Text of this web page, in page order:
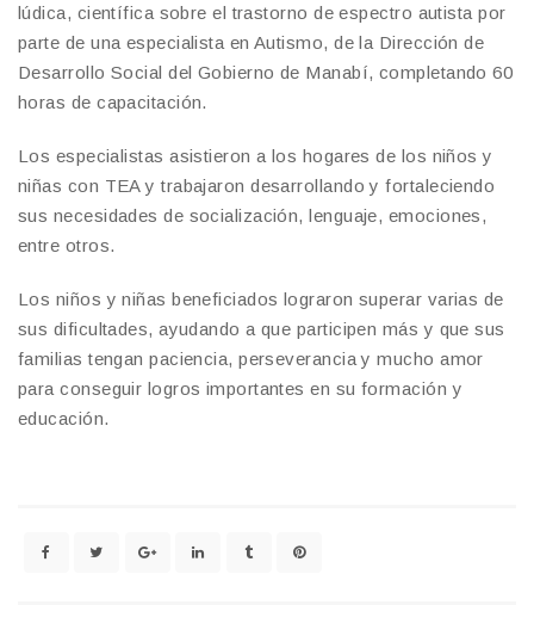
lúdica, científica sobre el trastorno de espectro autista por
parte de una especialista en Autismo, de la Dirección de
Desarrollo Social del Gobierno de Manabí, completando 60
horas de capacitación.
Los especialistas asistieron a los hogares de los niños y
niñas con TEA y trabajaron desarrollando y fortaleciendo
sus necesidades de socialización, lenguaje, emociones,
entre otros.
Los niños y niñas beneficiados lograron superar varias de
sus dificultades, ayudando a que participen más y que sus
familias tengan paciencia, perseverancia y mucho amor
para conseguir logros importantes en su formación y
educación.